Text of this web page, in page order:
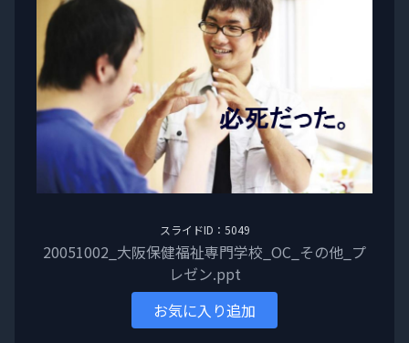
スライドID：5049
20051002_大阪保健福祉専門学校_OC_その他_プ
レゼン.ppt
お気に入り追加